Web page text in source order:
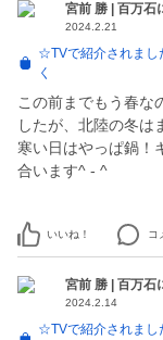
宮前 勝 | 百万石
2024.2.21
☆TVで紹介されまし
く
この前までもう春な
したが、北陸の冬は
寒い日はやっぱ鍋！
合います^ - ^
いいね！ コ
宮前 勝 | 百万石
2024.2.14
☆TVで紹介されまし